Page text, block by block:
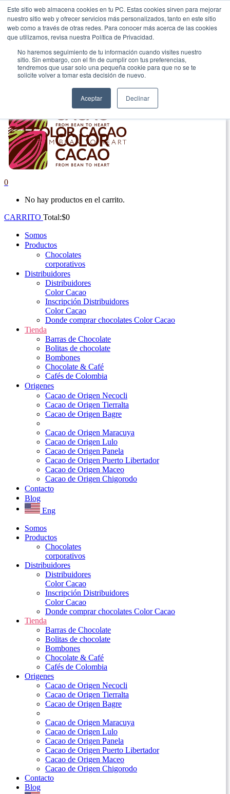
Este sitio web almacena cookies en tu PC. Estas cookies sirven para mejorar
nuestro sitio web y ofrecer servicios más personalizados, tanto en este sitio
web como a través de otras redes. Para conocer más acerca de las cookies
que utilizamos, revisa nuestra Política de Privacidad.
No haremos seguimiento de tu información cuando visites nuestro
sitio. Sin embargo, con el fin de cumplir con tus preferencias,
tendremos que usar solo una pequeña cookie para que no se te
solicite volver a tomar esta decisión de nuevo.
Aceptar Declinar
|
Envío gratis en Antioquia por compras superiores a $100.000.
0
No hay productos en el carrito.
CARRITO Total:$0
Somos
Productos
Chocolates
corporativos
Distribuidores
Distribuidores
Color Cacao
Inscripción Distribuidores
Color Cacao
Donde comprar chocolates Color Cacao
Tienda
Barras de Chocolate
Bolitas de chocolate
Bombones
Chocolate & Café
Cafés de Colombia
Origenes
Cacao de Origen Necocli
Cacao de Origen Tierralta
Cacao de Origen Bagre
Cacao de Origen Maracuya
Cacao de Origen Lulo
Cacao de Origen Panela
Cacao de Origen Puerto Libertador
Cacao de Origen Maceo
Cacao de Origen Chigorodo
Contacto
Blog
Eng
Somos
Productos
Chocolates
corporativos
Distribuidores
Distribuidores
Color Cacao
Inscripción Distribuidores
Color Cacao
Donde comprar chocolates Color Cacao
Tienda
Barras de Chocolate
Bolitas de chocolate
Bombones
Chocolate & Café
Cafés de Colombia
Origenes
Cacao de Origen Necocli
Cacao de Origen Tierralta
Cacao de Origen Bagre
Cacao de Origen Maracuya
Cacao de Origen Lulo
Cacao de Origen Panela
Cacao de Origen Puerto Libertador
Cacao de Origen Maceo
Cacao de Origen Chigorodo
Contacto
Blog